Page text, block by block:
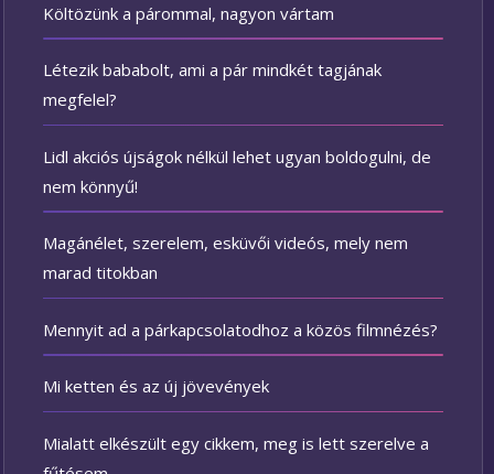
Költözünk a párommal, nagyon vártam
Létezik bababolt, ami a pár mindkét tagjának
megfelel?
Lidl akciós újságok nélkül lehet ugyan boldogulni, de
nem könnyű!
Magánélet, szerelem, esküvői videós, mely nem
marad titokban
Mennyit ad a párkapcsolatodhoz a közös filmnézés?
Mi ketten és az új jövevények
Mialatt elkészült egy cikkem, meg is lett szerelve a